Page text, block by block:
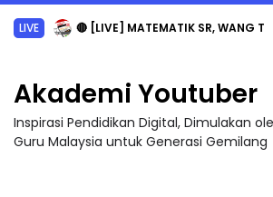
LIVE 🔴 [LIVE] MATEMATIK SR, WANG TAHUN 6 OLEH CIKGU ANITA #ALLINONE #141 #...
Akademi Youtuber
Inspirasi Pendidikan Digital, Dimulakan
Guru Malaysia untuk Generasi Gemilang